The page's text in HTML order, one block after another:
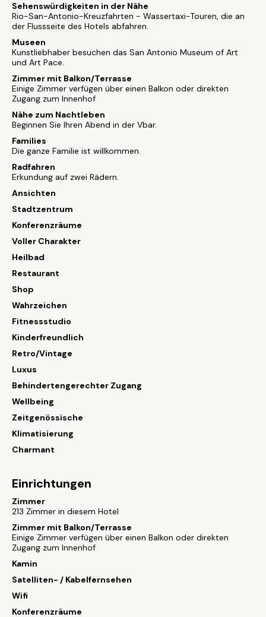
Sehenswürdigkeiten in der Nähe
Rio-San-Antonio-Kreuzfahrten - Wassertaxi-Touren, die an
der Flussseite des Hotels abfahren.
Museen
Kunstliebhaber besuchen das San Antonio Museum of Art
und Art Pace.
Zimmer mit Balkon/Terrasse
Einige Zimmer verfügen über einen Balkon oder direkten
Zugang zum Innenhof
Nähe zum Nachtleben
Beginnen Sie Ihren Abend in der Vbar.
Families
Die ganze Familie ist willkommen.
Radfahren
Erkundung auf zwei Rädern.
Ansichten
Stadtzentrum
Konferenzräume
Voller Charakter
Heilbad
Restaurant
Shop
Wahrzeichen
Fitnessstudio
Kinderfreundlich
Retro/Vintage
Luxus
Behindertengerechter Zugang
Wellbeing
Zeitgenössische
Klimatisierung
Charmant
Einrichtungen
Zimmer
213 Zimmer in diesem Hotel
Zimmer mit Balkon/Terrasse
Einige Zimmer verfügen über einen Balkon oder direkten
Zugang zum Innenhof
Kamin
Satelliten- / Kabelfernsehen
Wifi
Konferenzräume